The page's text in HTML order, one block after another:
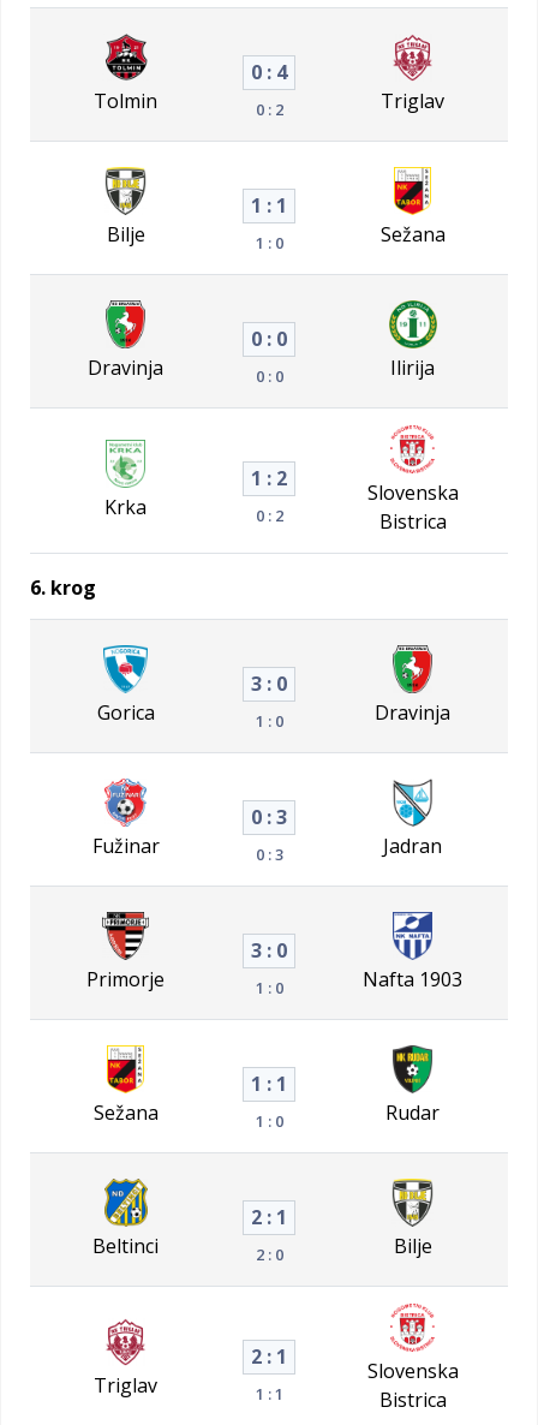
Tolmin
0 : 4
0 : 2 Triglav
Bilje
1 : 1
1 : 0 Sežana
Dravinja
0 : 0
0 : 0 Ilirija
Krka
1 : 2
0 : 2
Slovenska
Bistrica
6. krog
Gorica
3 : 0
1 : 0 Dravinja
Fužinar
0 : 3
0 : 3 Jadran
Primorje
3 : 0
1 : 0 Nafta 1903
Sežana
1 : 1
1 : 0 Rudar
Beltinci
2 : 1
2 : 0 Bilje
Triglav
2 : 1
1 : 1
Slovenska
Bistrica